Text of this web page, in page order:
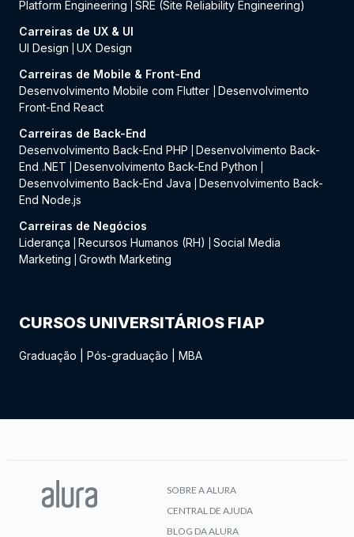
Platform Engineering
SRE (Site Reliability Engineering)
Carreiras de UX & UI
UI Design
UX Design
Carreiras de Mobile & Front-End
Desenvolvimento Mobile com Flutter
Desenvolvimento
Front-End React
Carreiras de Back-End
Desenvolvimento Back-End PHP
Desenvolvimento Back-
End .NET
Desenvolvimento Back-End Python
Desenvolvimento Back-End Java
Desenvolvimento Back-
End Node.js
Carreiras de Negócios
Liderança
Recursos Humanos (RH)
Social Media
Marketing
Growth Marketing
CURSOS UNIVERSITÁRIOS FIAP
Graduação Pós-graduação MBA
SOBRE A ALURA
CENTRAL DE AJUDA
BLOG DA ALURA